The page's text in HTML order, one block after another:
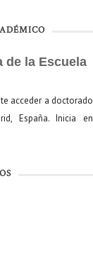
de la Escuela
acceder a doctorado
España. Inicia en